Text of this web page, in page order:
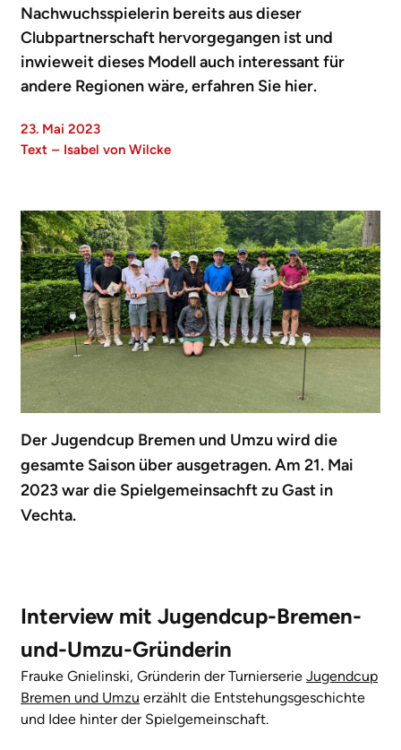
Nachwuchsspielerin bereits aus dieser
Clubpartnerschaft hervorgegangen ist und
inwieweit dieses Modell auch interessant für
andere Regionen wäre, erfahren Sie hier.
23. Mai 2023
Text – Isabel von Wilcke
Der Jugendcup Bremen und Umzu wird die
gesamte Saison über ausgetragen. Am 21. Mai
2023 war die Spielgemeinsachft zu Gast in
Vechta.
Interview mit Jugendcup-Bremen-
und-Umzu-Gründerin
Frauke Gnielinski, Gründerin der Turnierserie Jugendcup
Bremen und Umzu erzählt die Entstehungsgeschichte
und Idee hinter der Spielgemeinschaft.